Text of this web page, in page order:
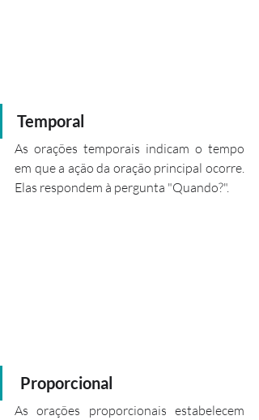
Temporal
As orações temporais indicam o tempo
em que a ação da oração principal ocorre.
Elas respondem à pergunta "Quando?".
Proporcional
As orações proporcionais estabelecem